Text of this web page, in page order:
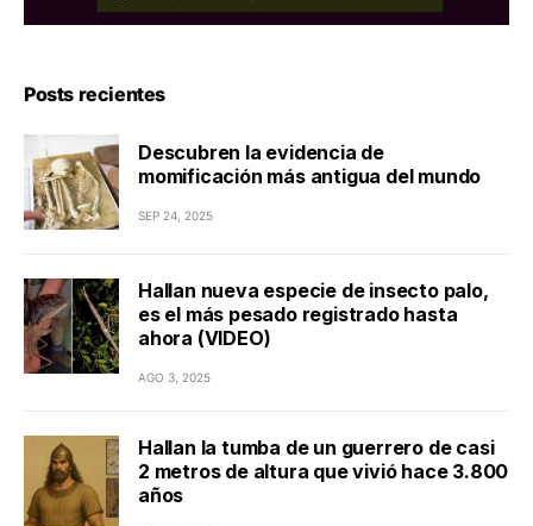
Posts recientes
Descubren la evidencia de
momificación más antigua del mundo
SEP 24, 2025
Hallan nueva especie de insecto palo,
es el más pesado registrado hasta
ahora (VIDEO)
AGO 3, 2025
Hallan la tumba de un guerrero de casi
2 metros de altura que vivió hace 3.800
años